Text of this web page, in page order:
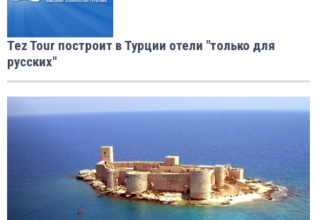
Tez Tour построит в Турции отели "только для
русских"